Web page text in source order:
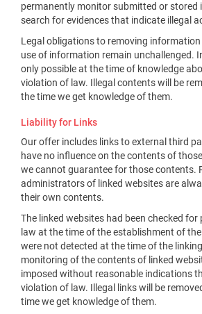
permanently monitor submitted or
search for evidences that indicate illegal
Legal obligations to removing
use of information remain unchallenged.
only possible at the time of knowledge
violation of law. Illegal contents will be
the time we get knowledge of them.
Liability for Links
Our offer includes links to external third
have no influence on the contents of
we cannot guarantee for those contents.
administrators of linked websites are
their own contents.
The linked websites had been checked
law at the time of the establishment of
were not detected at the time of the
monitoring of the contents of linked
imposed without reasonable indications
violation of law. Illegal links will be
time we get knowledge of them.